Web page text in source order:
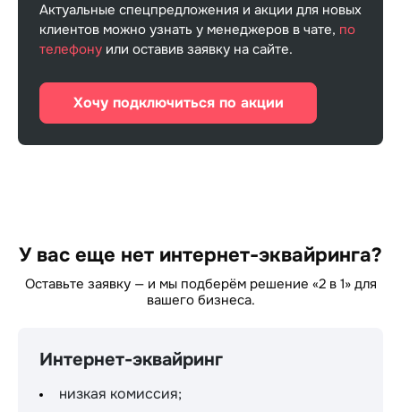
Актуальные спецпредложения и акции для новых
клиентов можно узнать у менеджеров в чате, по
телефону или оставив заявку на сайте.
Хочу подключиться по акции
У вас еще нет интернет-эквайринга?
Оставьте заявку — и мы подберём решение «2 в 1» для
вашего бизнеса.
Интернет-эквайринг
низкая комиссия;